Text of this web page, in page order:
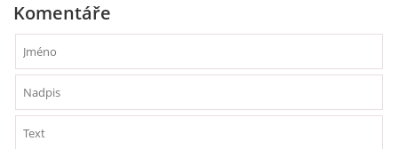
PÍSNĚ K TÉMATU JARO
BÁSNĚ K TÉMATU JARO
POHYBOVÉ AKTIVITY NA TÉMA JARO
Komentáře